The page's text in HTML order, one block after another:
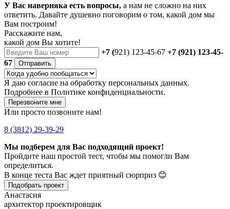
У Вас наверняка есть вопросы, а нам не сложно на них
ответить. Давайте душевно поговорим о том, какой дом мы
Вам построим!
Расскажите нам,
какой дом Вы хотите!
+7 (921) 123-45-67 +7 (921) 123-45-
67
Отправить
Я даю согласие на обработку персональных данных.
Подробнее в Политике конфиденциальности.
Перезвоните мне
Или просто позвоните нам!
8 (3812) 29-39-29
Мы подберем для Вас подходящий проект!
Пройдите наш простой тест, чтобы мы помогли Вам
определиться.
В конце теста Вас ждет приятный сюрприз 😊
Подобрать проект
Анастасия
архитектор проектировщик